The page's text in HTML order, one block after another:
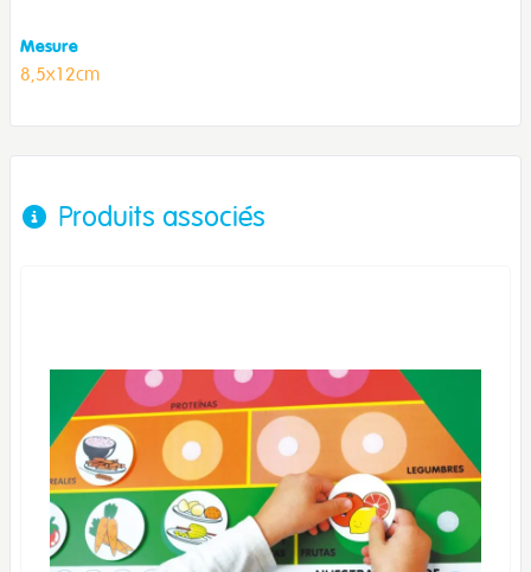
Mesure
8,5x12cm
Produits associés